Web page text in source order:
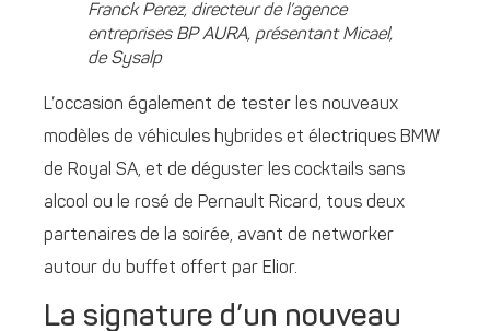
Franck Perez, directeur de l’agence
entreprises BP AURA, présentant Micael,
de Sysalp
L’occasion également de tester les nouveaux
modèles de véhicules hybrides et électriques BMW
de Royal SA, et de déguster les cocktails sans
alcool ou le rosé de Pernault Ricard, tous deux
partenaires de la soirée, avant de networker
autour du buffet offert par Elior.
La signature d’un nouveau